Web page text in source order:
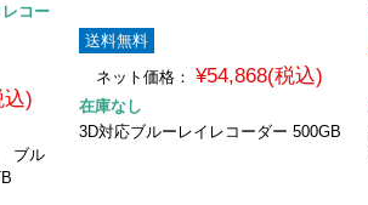
コー
込)
ブル
送料無料
ネット価格：
¥54,868(税込)
在庫なし
3D対応ブルーレイレコーダー 500GB